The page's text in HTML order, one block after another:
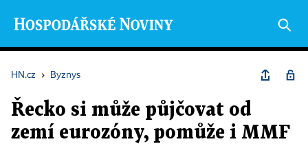
HN.cz › Byznys
Řecko si může půjčovat od
zemí eurozóny, pomůže i MMF